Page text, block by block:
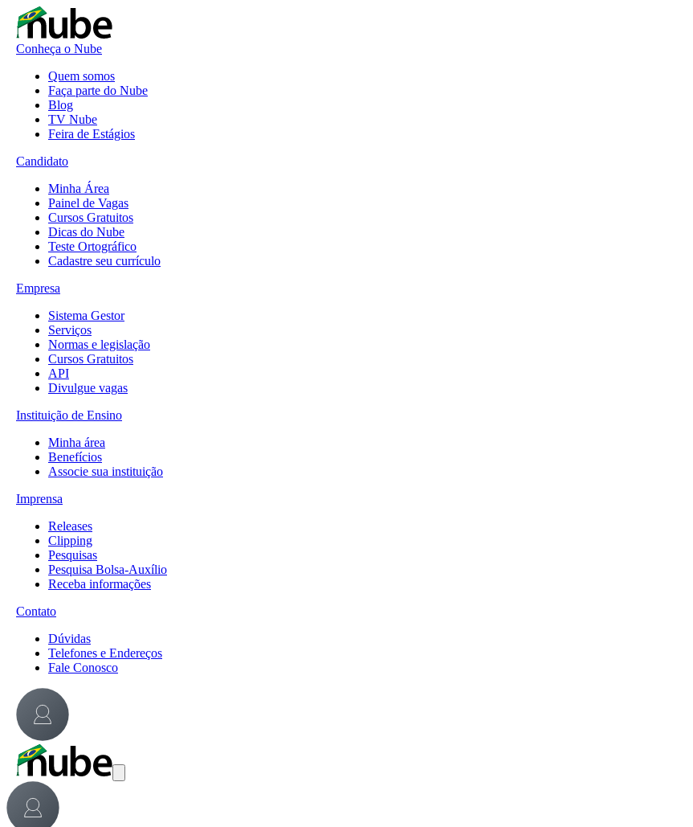
Conheça o Nube
Quem somos
Faça parte do Nube
Blog
TV Nube
Feira de Estágios
Candidato
Minha Área
Painel de Vagas
Cursos Gratuitos
Dicas do Nube
Teste Ortográfico
Cadastre seu currículo
Empresa
Sistema Gestor
Serviços
Normas e legislação
Cursos Gratuitos
API
Divulgue vagas
Instituição de Ensino
Minha área
Benefícios
Associe sua instituição
Imprensa
Releases
Clipping
Pesquisas
Pesquisa Bolsa-Auxílio
Receba informações
Contato
Dúvidas
Telefones e Endereços
Fale Conosco